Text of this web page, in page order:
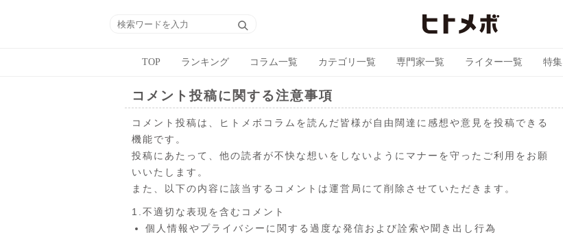
TOP ランキング コラム一覧 カテゴリ一覧 専門家一覧 ライター一覧 特集
コメント投稿に関する注意事項
コメント投稿は、ヒトメボコラムを読んだ皆様が自由闊達に感想や意見を投稿できる
機能です。
投稿にあたって、他の読者が不快な想いをしないようにマナーを守ったご利用をお願
いいたします。
また、以下の内容に該当するコメントは運営局にて削除させていただきます。
1.不適切な表現を含むコメント
個人情報やプライバシーに関する過度な発信および詮索や聞き出し行為